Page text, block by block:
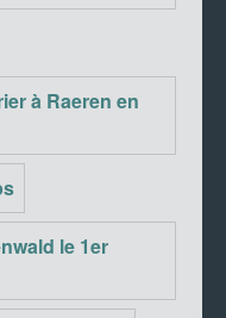
à Raeren en
le 1er